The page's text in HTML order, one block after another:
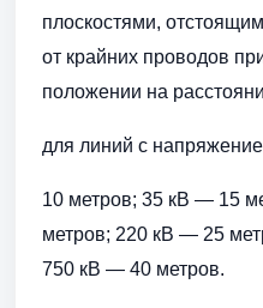
плоскостями,
от крайних проводов
положении на
для линий с
10 метров; 35 кВ — 15
метров; 220 кВ — 25
750 кВ — 40 метров.